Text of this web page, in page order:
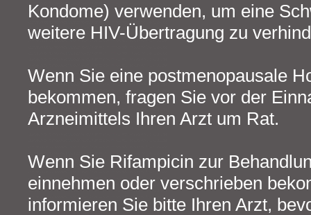
Kondome) verwenden, um eine
weitere HIV-Übertragung zu
Wenn Sie eine postmenopausale
bekommen, fragen Sie vor der
Arzneimittels Ihren Arzt um Rat.
Wenn Sie Rifampicin zur
einnehmen oder verschrieben
informieren Sie bitte Ihren Arzt,